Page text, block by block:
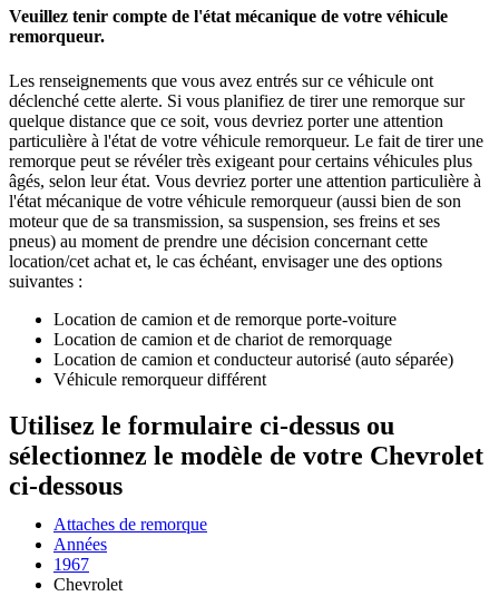
Veuillez tenir compte de l'état mécanique de votre véhicule
remorqueur.
Les renseignements que vous avez entrés sur ce véhicule ont
déclenché cette alerte. Si vous planifiez de tirer une remorque sur
quelque distance que ce soit, vous devriez porter une attention
particulière à l'état de votre véhicule remorqueur. Le fait de tirer une
remorque peut se révéler très exigeant pour certains véhicules plus
âgés, selon leur état. Vous devriez porter une attention particulière à
l'état mécanique de votre véhicule remorqueur (aussi bien de son
moteur que de sa transmission, sa suspension, ses freins et ses
pneus) au moment de prendre une décision concernant cette
location/cet achat et, le cas échéant, envisager une des options
suivantes :
Location de camion et de remorque porte-voiture
Location de camion et de chariot de remorquage
Location de camion et conducteur autorisé (auto séparée)
Véhicule remorqueur différent
Utilisez le formulaire ci-dessus ou
sélectionnez le modèle de votre Chevrolet
ci-dessous
Attaches de remorque
Années
1967
Chevrolet